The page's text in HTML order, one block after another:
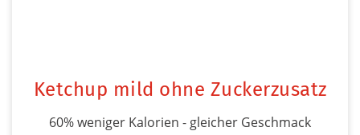
Ketchup mild ohne Zuckerzusatz
60% weniger Kalorien - gleicher Geschmack